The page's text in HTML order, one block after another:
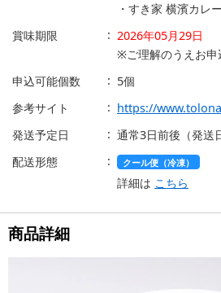
・すき家 横濱カレ
賞味期限
2026年05月29日
※ご理解のうえお申
申込可能個数
5個
参考サイト
https://
発送予定日
通常3日前後（発送
配送形態
クール便（冷凍）
詳細は こちら
商品詳細